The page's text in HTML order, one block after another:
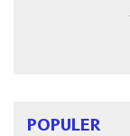
POPULER